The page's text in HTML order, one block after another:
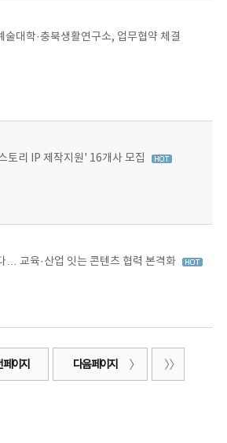
술대학·충북생활연구소, 업무협약 체결
토리 IP 제작지원' 16개사 모집
… 교육·산업 잇는 콘텐츠 협력 본격화
페이지 다음 페이지